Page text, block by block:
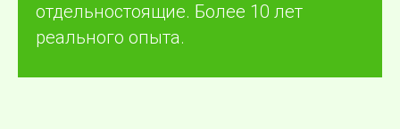
отдельностоящие. Более 10 лет
реального опыта.